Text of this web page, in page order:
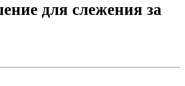
для слежения за